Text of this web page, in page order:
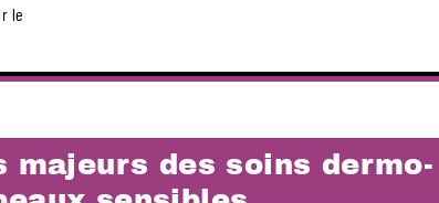
le
majeurs des soins dermo-